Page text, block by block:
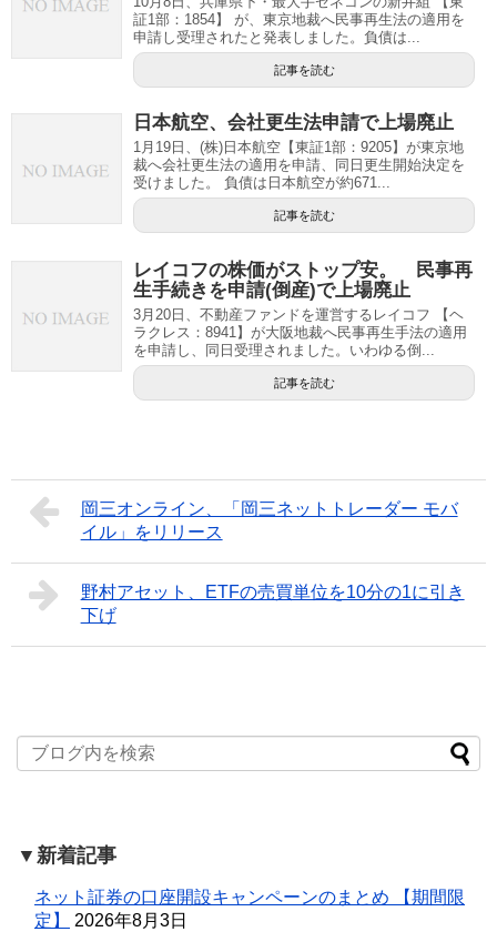
証1部：1854】 が、東京地裁へ民事再生法の適用を
申請し受理されたと発表しました。負債は...
記事を読む
日本航空、会社更生法申請で上場廃止
1月19日、(株)日本航空【東証1部：9205】が東京地
裁へ会社更生法の適用を申請、同日更生開始決定を
受けました。 負債は日本航空が約671...
記事を読む
レイコフの株価がストップ安。 民事再
生手続きを申請(倒産)で上場廃止
3月20日、不動産ファンドを運営するレイコフ 【ヘ
ラクレス：8941】が大阪地裁へ民事再生手法の適用
を申請し、同日受理されました。いわゆる倒...
記事を読む
岡三オンライン、「岡三ネットトレーダー モバ
イル」をリリース
野村アセット、ETFの売買単位を10分の1に引き
下げ
▼新着記事
ネット証券の口座開設キャンペーンのまとめ 【期間限
定】
2026年8月3日